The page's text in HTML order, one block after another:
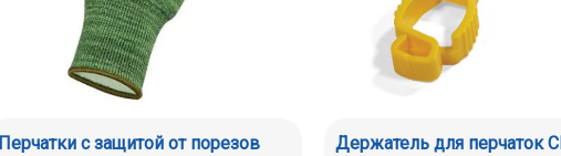
Перчатки с защитой от порезов
Держатель для перчаток